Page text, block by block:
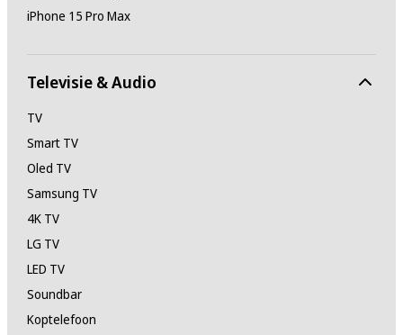
iPhone 15 Pro Max
Televisie & Audio
TV
Smart TV
Oled TV
Samsung TV
4K TV
LG TV
LED TV
Soundbar
Koptelefoon